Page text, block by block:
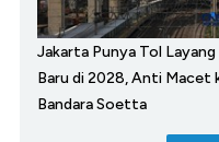
Jakarta Punya Tol Layang
Baru di 2028, Anti Macet
Bandara Soetta